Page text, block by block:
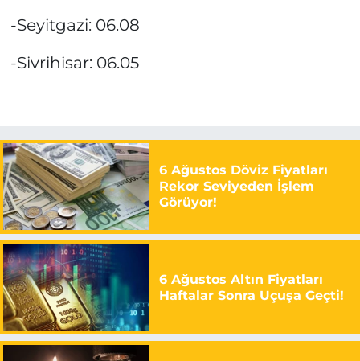
-Seyitgazi: 06.08
-Sivrihisar: 06.05
6 Ağustos Döviz Fiyatları
Rekor Seviyeden İşlem
Görüyor!
6 Ağustos Altın Fiyatları
Haftalar Sonra Uçuşa Geçti!